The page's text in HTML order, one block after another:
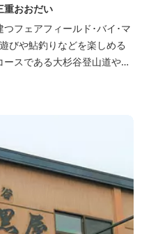
重おおだい
フェアフィールド･バイ･マ
びや鮎釣りなどを楽しめる
スである大杉谷登山道や、
情豊かな山々が連なりま
滝など、大自然が作り出す